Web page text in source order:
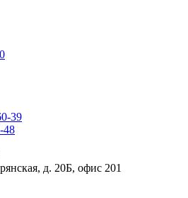
0
39
48
д. 20Б, офис 201